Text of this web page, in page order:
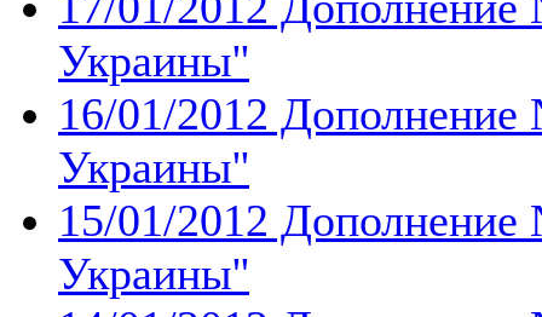
Украины''
16/01/2012 Дополнение
Украины''
15/01/2012 Дополнение
Украины''